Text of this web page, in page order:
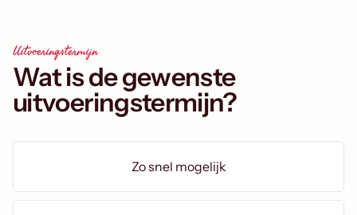
Uitvoeringstermijn
Wat is de gewenste
uitvoeringstermijn?
Zo snel mogelijk